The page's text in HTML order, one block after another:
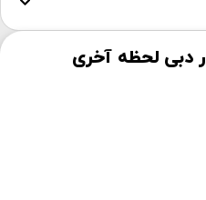
دبی لحظه آخری